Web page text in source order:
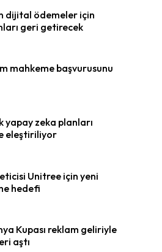
dijital ödemeler için
geri getirecek
mahkeme başvurusunu
yapay zeka planları
eleştiriliyor
Unitree için yeni
hedefi
Kupası reklam geliriyle
aştı